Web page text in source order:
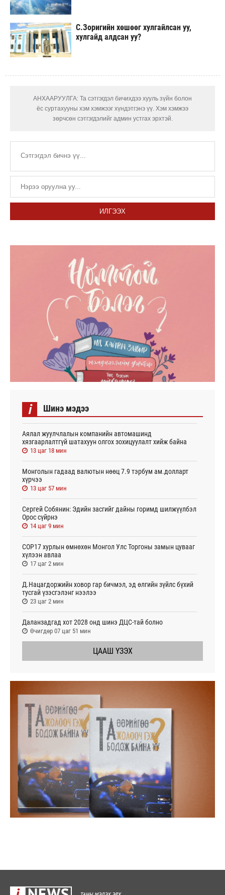
С.Зоригийн хөшөөг хулгайлсан уу,
хулгайд алдсан уу?
АНХААРУУЛГА: Та сэтгэгдэл бичихдээ хууль зүйн болон
ёс суртахууны хэм хэмжээг хүндэтгэнэ үү. Хэм хэмжээ
зөрчсөн сэтгэгдэлийг админ устгах эрхтэй.
ИЛГЭЭХ
i Шинэ мэдээ
Аялал жуулчлалын компанийн автомашинд
хязгаарлалтгүй шатахуун олгох зохицуулалт хийж байна
13 цаг 18 мин
Монголын гадаад валютын нөөц 7.9 тэрбум ам.долларт
хүрчээ
13 цаг 57 мин
Сергей Собянин: Эдийн засгийг дайны горимд шилжүүлбэл
Орос сүйрнэ
14 цаг 9 мин
COP17 хурлын өмнөхөн Монгол Улс Торгоны замын цувааг
хүлээн авлаа
17 цаг 2 мин
Д.Нацагдоржийн ховор гар бичмэл, эд өлгийн зүйлс бүхий
тусгай үзэсгэлэнг нээлээ
23 цаг 2 мин
Даланзадгад хот 2028 онд шинэ ДЦС-тай болно
Өчигдөр 07 цаг 51 мин
ЦААШ ҮЗЭХ